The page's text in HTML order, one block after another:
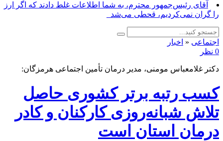
آقای رئیس‌جمهور محترم، به شما اطلاعات غلط دادند که اگر ارز
را گران نمی‌کردیم، قحطی می‌شد_
اجتماعی « اخبار
0 نظر
دکتر غلامعباس مومنی، مدیر درمان تأمین اجتماعی هرمزگان:
کسب رتبه برتر کشوری حاصل
تلاش شبانه‌روزی کارکنان و کادر
درمان استان است